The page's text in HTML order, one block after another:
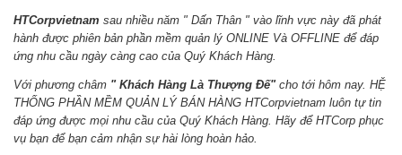
HTCorpvietnam sau nhiều năm " Dấn Thân " vào lĩnh vực này đã phát
hành được phiên bản phần mềm quản lý ONLINE Và OFFLINE để đáp
ứng nhu cầu ngày càng cao của Quý Khách Hàng.
Với phương châm " Khách Hàng Là Thượng Đế"cho tới hôm nay. HỆ
THỐNG PHẦN MỀM QUẢN LÝ BÁN HÀNG HTCorpvietnam luôn tự tin
đáp ứng được mọi nhu cầu của Quý Khách Hàng. Hãy để HTCorp phục
vụ bạn để bạn cảm nhận sự hài lòng hoàn hảo.